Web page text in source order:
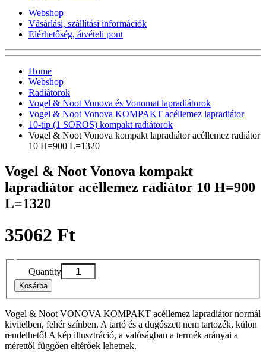
Webshop
Vásárlási, szállítási információk
Elérhetőség, átvételi pont
Home
Webshop
Radiátorok
Vogel & Noot Vonova és Vonomat lapradiátorok
Vogel & Noot Vonova KOMPAKT acéllemez lapradiátor
10-tip (1 SOROS) kompakt radiátorok
Vogel & Noot Vonova kompakt lapradiátor acéllemez radiátor
10 H=900 L=1320
Vogel & Noot Vonova kompakt
lapradiátor acéllemez radiátor 10 H=900
L=1320
35062 Ft
Quantity
Kosárba
Vogel & Noot VONOVA KOMPAKT acéllemez lapradiátor normál
kivitelben, fehér színben. A tartó és a dugószett nem tartozék, külön
rendelhető! A kép illusztráció, a valóságban a termék arányai a
mérettől függően eltérőek lehetnek.